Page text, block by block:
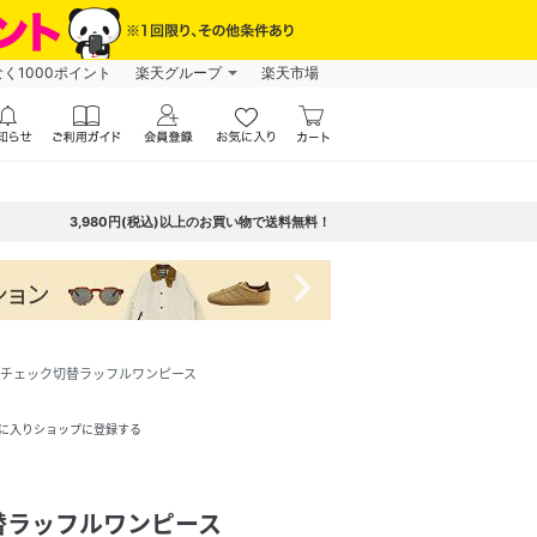
1000ポイント 楽天グループ 楽天市場
3,980円(税込)以上のお買い物で送料無料！
navigate_next
ェック切替ラッフルワンピース
入りショップに登録する
ッフルワンピース